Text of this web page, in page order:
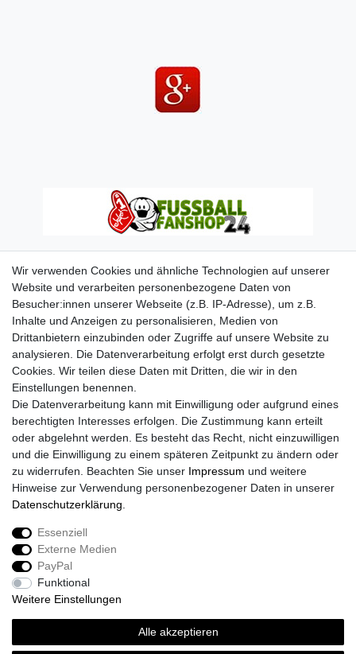
Widerrufs­recht
Wir verwenden Cookies und ähnliche Technologien auf unserer
Website und verarbeiten personenbezogene Daten von
Besucher:innen unserer Webseite (z.B. IP-Adresse), um z.B.
Inhalte und Anzeigen zu personalisieren, Medien von
Drittanbietern einzubinden oder Zugriffe auf unsere Website zu
analysieren. Die Datenverarbeitung erfolgt erst durch gesetzte
Cookies. Wir teilen diese Daten mit Dritten, die wir in den
Einstellungen benennen.
Die Datenverarbeitung kann mit Einwilligung oder aufgrund eines
berechtigten Interesses erfolgen. Die Zustimmung kann erteilt
oder abgelehnt werden. Es besteht das Recht, nicht einzuwilligen
und die Einwilligung zu einem späteren Zeitpunkt zu ändern oder
zu widerrufen. Beachten Sie unser Impressum und weitere
Hinweise zur Verwendung personenbezogener Daten in unserer
Daten­schutz­erklärung
Essenziell
Externe Medien
PayPal
Funktional
Weitere Einstellungen
Alle akzeptieren